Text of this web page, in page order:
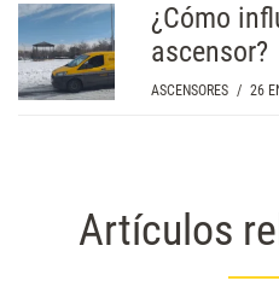
¿Cómo
ascensor?
ASCENSORES / 26
Artículos